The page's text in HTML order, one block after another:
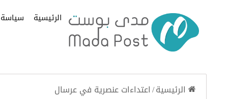
الرئيسية سياسة
الرئيسية/اعتداءات عنصرية في عرسال